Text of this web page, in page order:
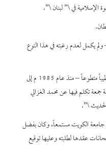
الإسلامية في \” لبنان \”.
يكمل لعدم رغبته في هذا النوع
عمل في وزارة الأوقاف الكويتية مؤذناً، وإماماً وخطيباً متطوعاً – منذ عام 1985 م إلى
جمعة تكلم فيها عن محمد الغزالي
\”.
الكويت مستمعاً، وكان بفضل
عقدها لطلبته وعليها توقيع